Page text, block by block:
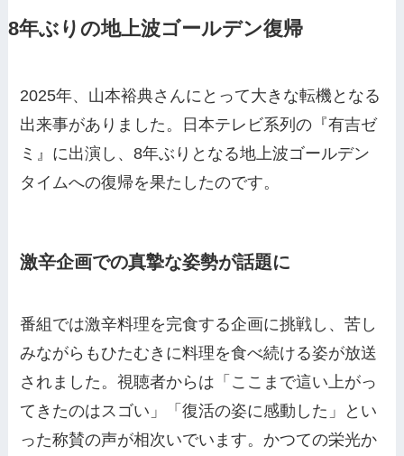
8年ぶりの地上波ゴールデン復帰
2025年、山本裕典さんにとって大きな転機となる
出来事がありました。日本テレビ系列の『有吉ゼ
ミ』に出演し、8年ぶりとなる地上波ゴールデン
タイムへの復帰を果たしたのです。
激辛企画での真摯な姿勢が話題に
番組では激辛料理を完食する企画に挑戦し、苦し
みながらもひたむきに料理を食べ続ける姿が放送
されました。視聴者からは「ここまで這い上がっ
てきたのはスゴい」「復活の姿に感動した」とい
った称賛の声が相次いでいます。かつての栄光か